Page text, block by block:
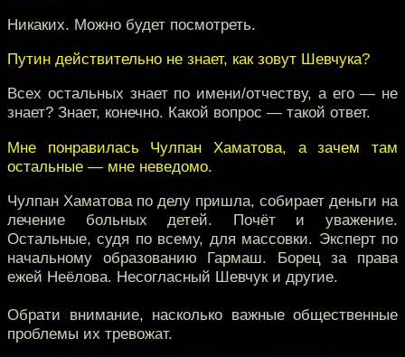
Никаких. Можно будет посмотреть.
Путин действительно не знает, как зовут Шевчука?
Всех остальных знает по имени/отчеству, а его — не
знает? Знает, конечно. Какой вопрос — такой ответ.
Мне понравилась Чулпан Хаматова, а зачем там
остальные — мне неведомо.
Чулпан Хаматова по делу пришла, собирает деньги на
лечение больных детей. Почёт и уважение.
Остальные, судя по всему, для массовки. Эксперт по
начальному образованию Гармаш. Борец за права
ежей Неёлова. Несогласный Шевчук и другие.
Обрати внимание, насколько важные общественные
проблемы их тревожат.